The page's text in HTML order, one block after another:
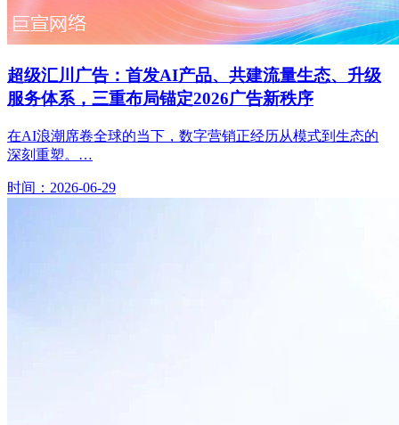
超级汇川广告：首发AI产品、共建流量生态、升级
服务体系，三重布局锚定2026广告新秩序
在AI浪潮席卷全球的当下，数字营销正经历从模式到生态的
深刻重塑。…
时间：2026-06-29